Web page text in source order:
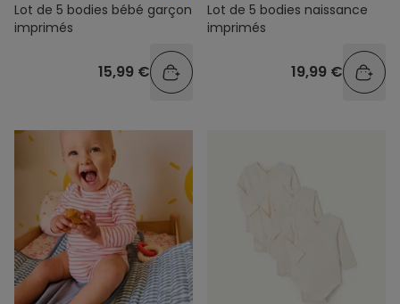
Lot de 5 bodies bébé garçon
imprimés
15,99 €
Lot de 5 bodies naissance
imprimés
19,99 €